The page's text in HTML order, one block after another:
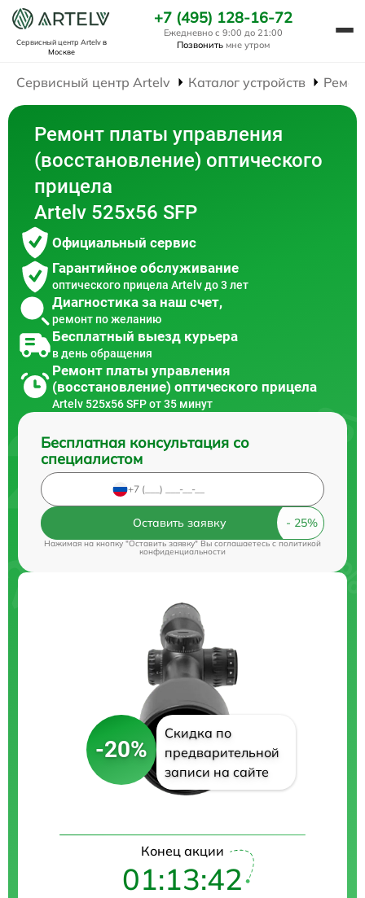
Сервисный центр Artelvв
Москве
+7 (495) 128-16-72
Ежедневно с 9:00 до 21:00
Позвонить мне утром
Сервисный центр Artelv Каталог устройств
Ремонт платы управления
(восстановление) оптического
прицела
Artelv 525x56 SFP
Официальный сервис
Гарантийное обслуживание
оптического прицела Artelv до 3 лет
Диагностика за наш счет,
ремонт по желанию
Бесплатный выезд курьера
в день обращения
Ремонт платы управления
(восстановление) оптического прицела
Artelv 525x56 SFP от 35 минут
Бесплатная консультация со
специалистом
Оставить заявку
Нажимая на кнопку "Оставить заявку" Вы соглашаетесь cполитикой
конфиденциальности
-20%
Скидка по
предварительной
записи на сайте
Конец акции
01:13:41